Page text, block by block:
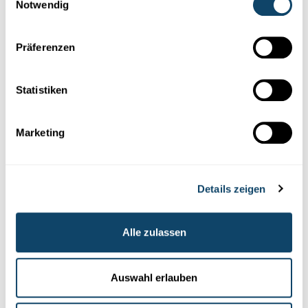
Notwendig
Präferenzen
Statistiken
Marketing
Details zeigen
Alle zulassen
Auswahl erlauben
FNR